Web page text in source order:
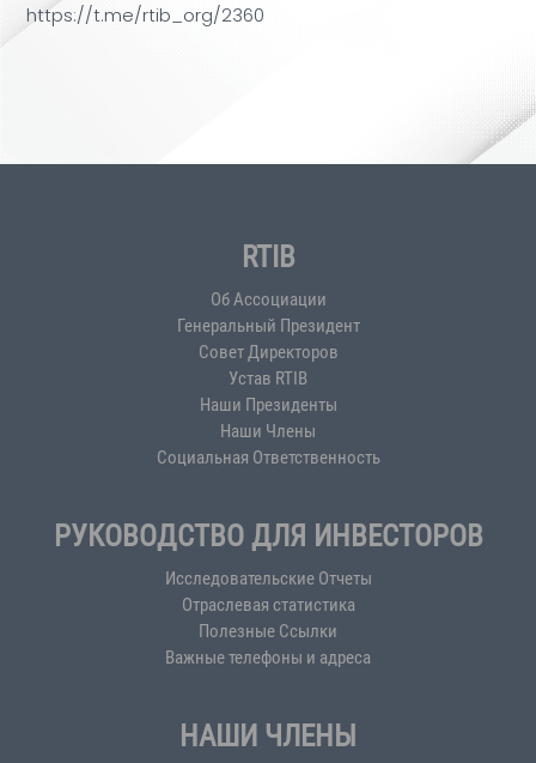
https://t.me/rtib_org/2360
RTIB
Об Ассоциации
Генеральный Президент
Совет Директоров
Устав RTIB
Наши Президенты
Наши Члены
Социальная Ответственность
РУКОВОДСТВО ДЛЯ ИНВЕСТОРОВ
Исследовательские Отчеты
Отраслевая статистика
Полезные Ссылки
Важные телефоны и адреса
НАШИ ЧЛЕНЫ